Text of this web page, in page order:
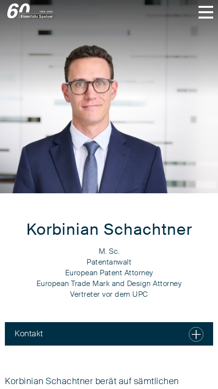
Korbinian Schachtner
M. Sc.
Patentanwalt
European Patent Attorney
European Trade Mark and Design Attorney
Vertreter vor dem UPC
Korbinian Schachtner berät auf sämtlichen
Kontakt
M. Sc.